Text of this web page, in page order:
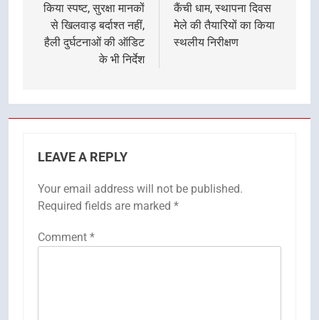
किया स्पष्ट, सुरक्षा मानकों
से खिलवाड़ बर्दाश्त नहीं,
हैली दुर्घटनाओं की ऑडिट
के भी निर्देश
कैंची धाम, स्थापना दिवस
मेले की तैयारियों का किया
स्थलीय निरीक्षण
LEAVE A REPLY
Your email address will not be published.
Required fields are marked *
Comment *